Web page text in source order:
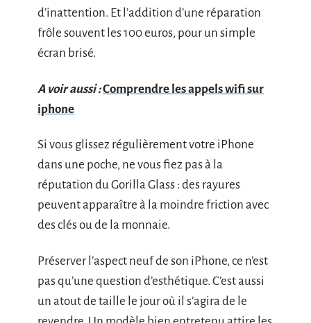
d’inattention. Et l’addition d’une réparation
frôle souvent les 100 euros, pour un simple
écran brisé.
A voir aussi :Comprendre les appels wifi sur
iphone
Si vous glissez régulièrement votre iPhone
dans une poche, ne vous fiez pas à la
réputation du Gorilla Glass : des rayures
peuvent apparaître à la moindre friction avec
des clés ou de la monnaie.
Préserver l’aspect neuf de son iPhone, ce n’est
pas qu’une question d’esthétique. C’est aussi
un atout de taille le jour où il s’agira de le